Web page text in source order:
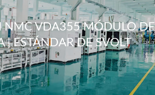
NMC VDA355 MÓDULO DE
| ESTÁNDAR DE SVOLT